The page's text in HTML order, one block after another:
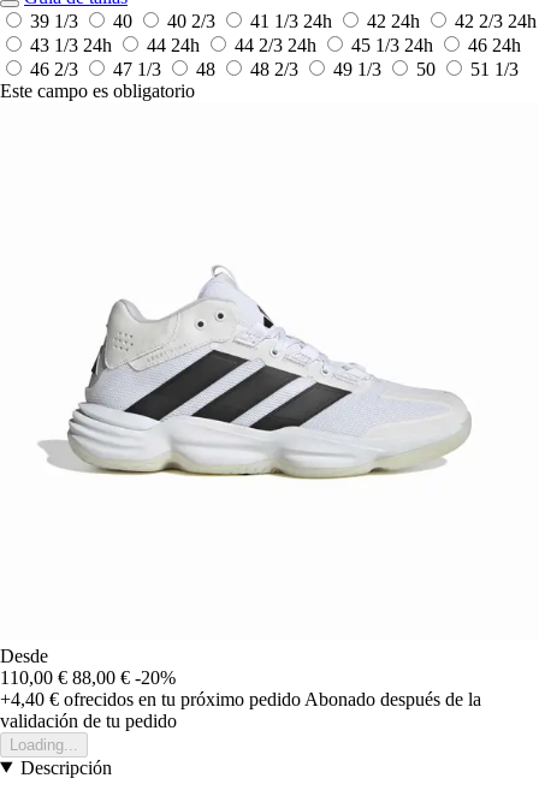
39 1/3
40 40 2/3 41 1/3 24h 42 24h 42 2/3 24h
43 1/3 24h 44 24h 44 2/3 24h 45 1/3 24h 46 24h
46 2/3
47 1/3 48 48 2/3 49 1/3 50
51 1/3
Este campo es obligatorio
Desde
110,00 € 88,00 € -20%
+4,40 € ofrecidos en tu próximo pedido Abonado después de la
validación de tu pedido
Loading...
Descripción